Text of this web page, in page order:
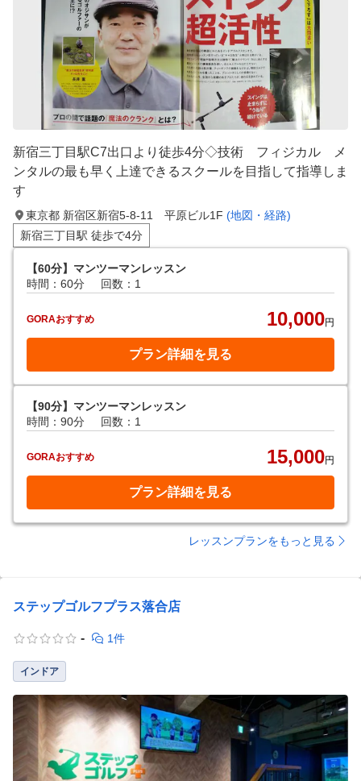
新宿三丁目駅C7出口より徒歩4分◇技術 フィジカル メ
ンタルの最も早く上達できるスクールを目指して指導しま
す
東京都 新宿区新宿5-8-11 平原ビル1F (地図・経路)
新宿三丁目駅 徒歩で4分
【60分】マンツーマンレッスン
時間：60分
回数：1
GORAおすすめ 10,000円
プラン詳細を見る
【90分】マンツーマンレッスン
時間：90分
回数：1
GORAおすすめ 15,000円
プラン詳細を見る
レッスンプランをもっと見る
ステップゴルフプラス落合店
- 1件
インドア